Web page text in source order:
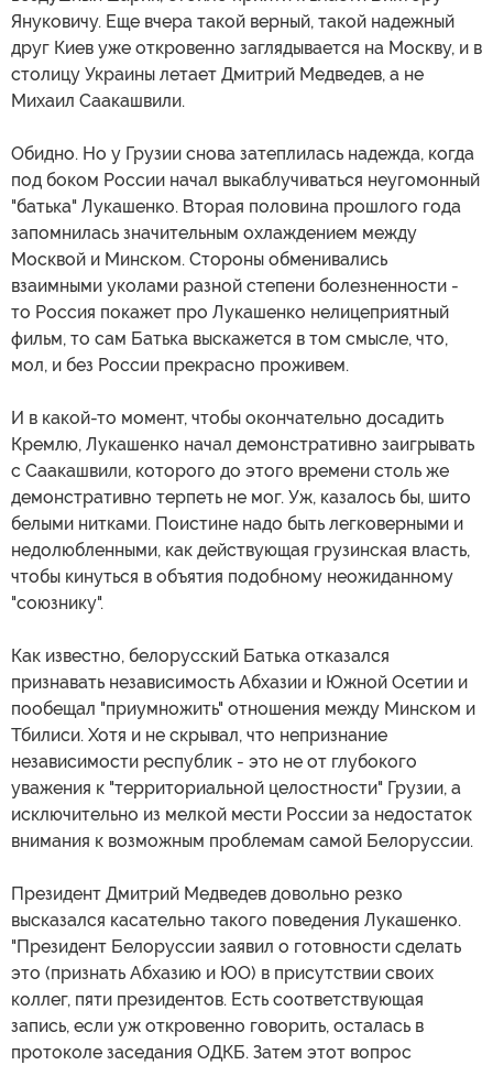
Януковичу. Еще вчера такой верный, такой надежный
друг Киев уже откровенно заглядывается на Москву, и в
столицу Украины летает Дмитрий Медведев, а не
Михаил Саакашвили.
Обидно. Но у Грузии снова затеплилась надежда, когда
под боком России начал выкаблучиваться неугомонный
"батька" Лукашенко. Вторая половина прошлого года
запомнилась значительным охлаждением между
Москвой и Минском. Стороны обменивались
взаимными уколами разной степени болезненности -
то Россия покажет про Лукашенко нелицеприятный
фильм, то сам Батька выскажется в том смысле, что,
мол, и без России прекрасно проживем.
И в какой-то момент, чтобы окончательно досадить
Кремлю, Лукашенко начал демонстративно заигрывать
с Саакашвили, которого до этого времени столь же
демонстративно терпеть не мог. Уж, казалось бы, шито
белыми нитками. Поистине надо быть легковерными и
недолюбленными, как действующая грузинская власть,
чтобы кинуться в объятия подобному неожиданному
"союзнику".
Как известно, белорусский Батька отказался
признавать независимость Абхазии и Южной Осетии и
пообещал "приумножить" отношения между Минском и
Тбилиси. Хотя и не скрывал, что непризнание
независимости республик - это не от глубокого
уважения к "территориальной целостности" Грузии, а
исключительно из мелкой мести России за недостаток
внимания к возможным проблемам самой Белоруссии.
Президент Дмитрий Медведев довольно резко
высказался касательно такого поведения Лукашенко.
"Президент Белоруссии заявил о готовности сделать
это (признать Абхазию и ЮО) в присутствии своих
коллег, пяти президентов. Есть соответствующая
запись, если уж откровенно говорить, осталась в
протоколе заседания ОДКБ. Затем этот вопрос